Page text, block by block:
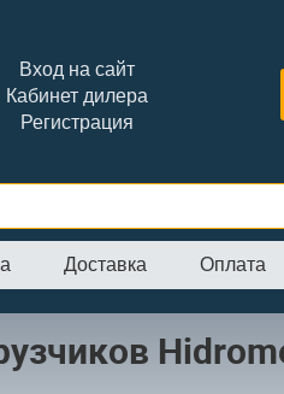
Вход на сайт
Кабинет дилера
Регистрация
Доставка Оплата
Hidromek